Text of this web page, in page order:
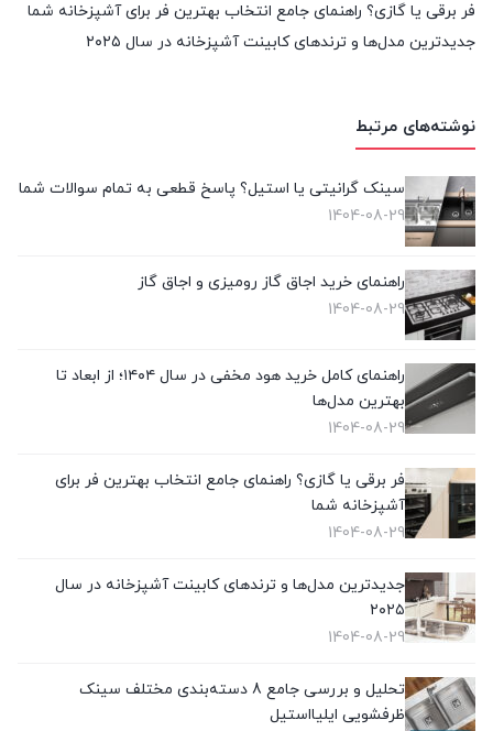
فر برقی یا گازی؟ راهنمای جامع انتخاب بهترین فر برای آشپزخانه شما
جدیدترین مدل‌ها و ترندهای کابینت آشپزخانه در سال ۲۰۲۵
نوشته‌های مرتبط
سینک گرانیتی یا استیل؟ پاسخ قطعی به تمام سوالات شما
1404-08-29
راهنمای خرید اجاق گاز رومیزی و اجاق گاز
1404-08-29
راهنمای کامل خرید هود مخفی در سال ۱۴۰۴؛ از ابعاد تا
بهترین مدل‌ها
1404-08-29
فر برقی یا گازی؟ راهنمای جامع انتخاب بهترین فر برای
آشپزخانه شما
1404-08-29
جدیدترین مدل‌ها و ترندهای کابینت آشپزخانه در سال
۲۰۲۵
1404-08-29
تحلیل و بررسی جامع 8 دسته‌بندی مختلف سینک
ظرفشویی ایلیااستیل